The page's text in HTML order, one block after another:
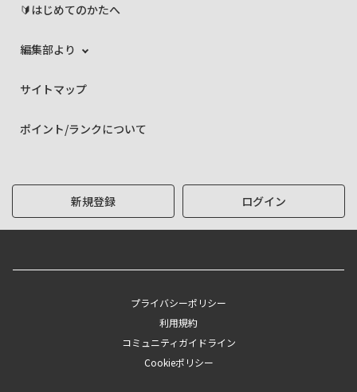
🔰はじめてのかたへ
編集部より
サイトマップ
ポイント/ランクについて
新規登録 ログイン
プライバシーポリシー
利用規約
コミュニティガイドライン
Cookieポリシー